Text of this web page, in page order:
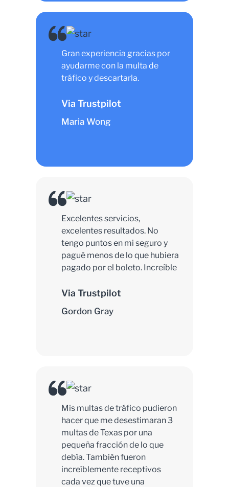
Gran experiencia gracias por
ayudarme con la multa de
tráfico y descartarla.
Via Trustpilot
Maria Wong
Excelentes servicios,
excelentes resultados. No
tengo puntos en mi seguro y
pagué menos de lo que hubiera
pagado por el boleto. Increíble
Via Trustpilot
Gordon Gray
Mis multas de tráfico pudieron
hacer que me desestimaran 3
multas de Texas por una
pequeña fracción de lo que
debía. También fueron
increíblemente receptivos
cada vez que tuve una